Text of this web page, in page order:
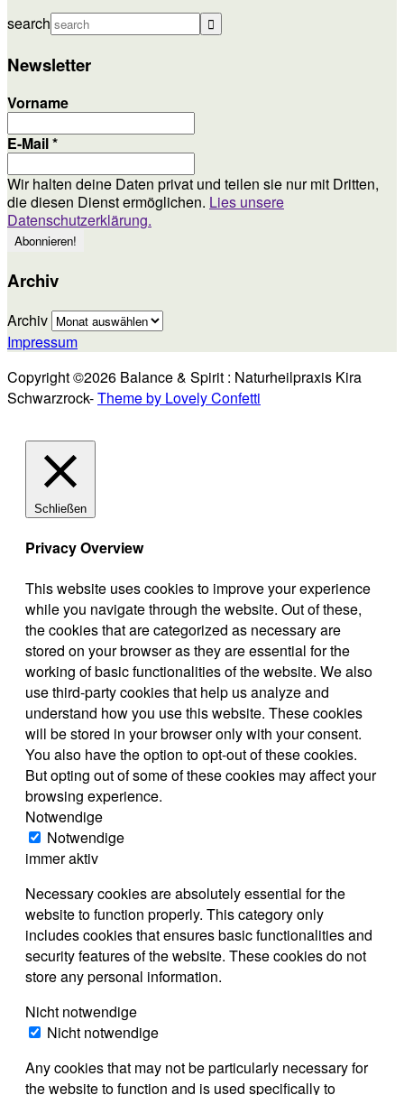
search
Newsletter
Vorname
E-Mail*
Wir halten deine Daten privat und teilen sie nur mit Dritten,
die diesen Dienst ermöglichen. Lies unsere
Datenschutzerklärung.
Archiv
Archiv
Impressum
Copyright ©2026 Balance & Spirit : Naturheilpraxis Kira
Schwarzrock-Theme by Lovely Confetti
Schließen
Privacy Overview
This website uses cookies to improve your experience
while you navigate through the website. Out of these,
the cookies that are categorized as necessary are
stored on your browser as they are essential for the
working of basic functionalities of the website. We also
use third-party cookies that help us analyze and
understand how you use this website. These cookies
will be stored in your browser only with your consent.
You also have the option to opt-out of these cookies.
But opting out of some of these cookies may affect your
browsing experience.
Notwendige
Notwendige
immer aktiv
Necessary cookies are absolutely essential for the
website to function properly. This category only
includes cookies that ensures basic functionalities and
security features of the website. These cookies do not
store any personal information.
Nicht notwendige
Nicht notwendige
Any cookies that may not be particularly necessary for
the website to function and is used specifically to